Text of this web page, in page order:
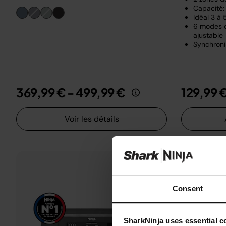
Consent
SharkNinja uses essential
369,99 € - 499,99 €
Voir les détails
Idéal 3 à
6 modes
ajustable
129,99